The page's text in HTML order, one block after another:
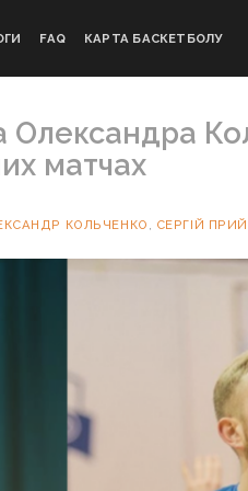
FAQ КАРТА БАСКЕТБОЛУ
Олександра
матчах
КОЛЬЧЕНКО СЕРГІЙ